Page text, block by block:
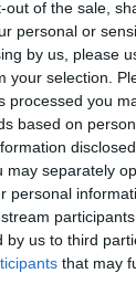
out of the sale,
personal or
by us, please
your selection.
processed you
based on
may separately
personal
by us to third
that may
Pinterest
ARTICLE
6,4% του
εννεάμηνο
εκατ. ευρώ